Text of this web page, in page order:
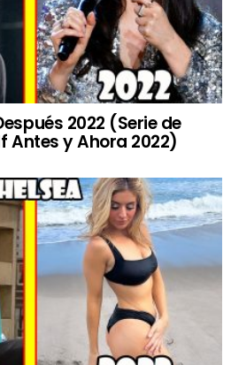
2022 (Serie de
Antes y Ahora 2022)